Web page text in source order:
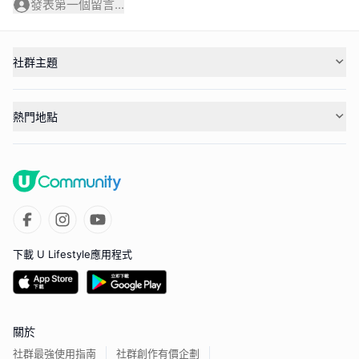
發表第一個留言...
社群主題
熱門地點
下載 U Lifestyle應用程式
關於
社群最強使用指南 社群創作有價企劃